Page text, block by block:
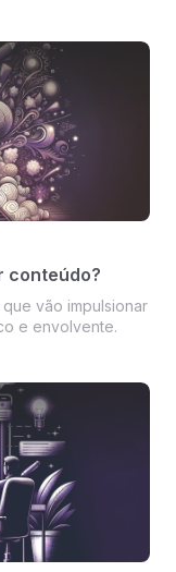
conteúdo?
vão impulsionar
e envolvente.